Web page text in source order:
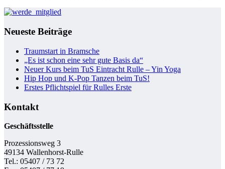
Neueste Beiträge
Traumstart in Bramsche
„Es ist schon eine sehr gute Basis da“
Neuer Kurs beim TuS Eintracht Rulle – Yin Yoga
Hip Hop und K-Pop Tanzen beim TuS!
Erstes Pflichtspiel für Rulles Erste
Kontakt
Geschäftsstelle
Prozessionsweg 3
49134 Wallenhorst-Rulle
Tel.: 05407 / 73 72